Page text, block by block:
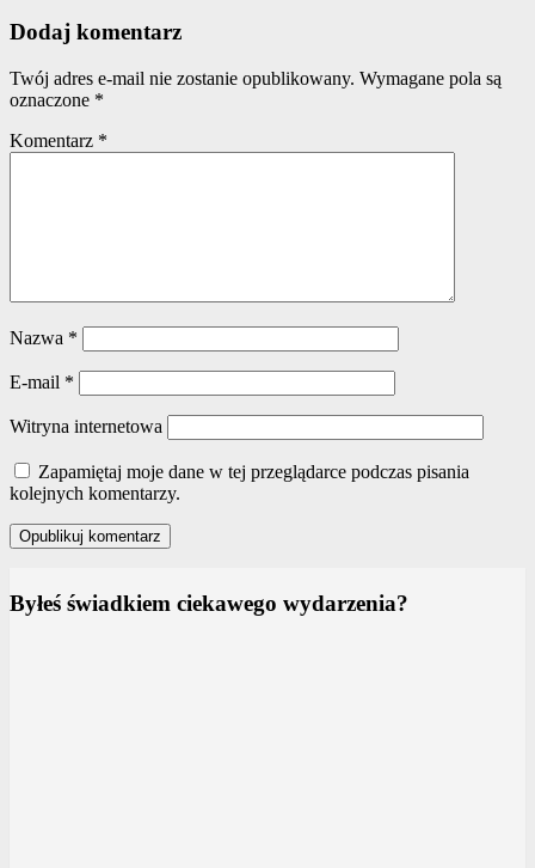
Dodaj komentarz
Twój adres e-mail nie zostanie opublikowany. Wymagane pola są
oznaczone *
Komentarz *
Nazwa *
E-mail *
Witryna internetowa
Zapamiętaj moje dane w tej przeglądarce podczas pisania
kolejnych komentarzy.
Byłeś świadkiem ciekawego wydarzenia?